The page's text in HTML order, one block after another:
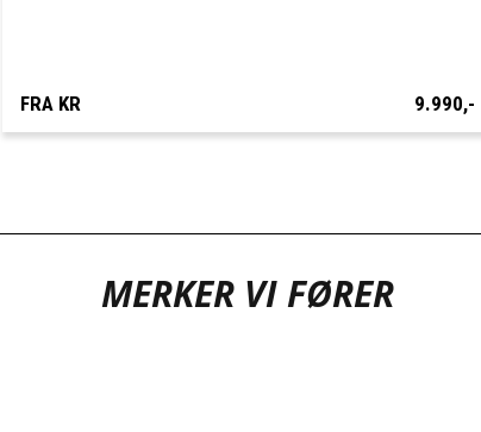
FRA KR 9.990,-
MERKER VI FØRER